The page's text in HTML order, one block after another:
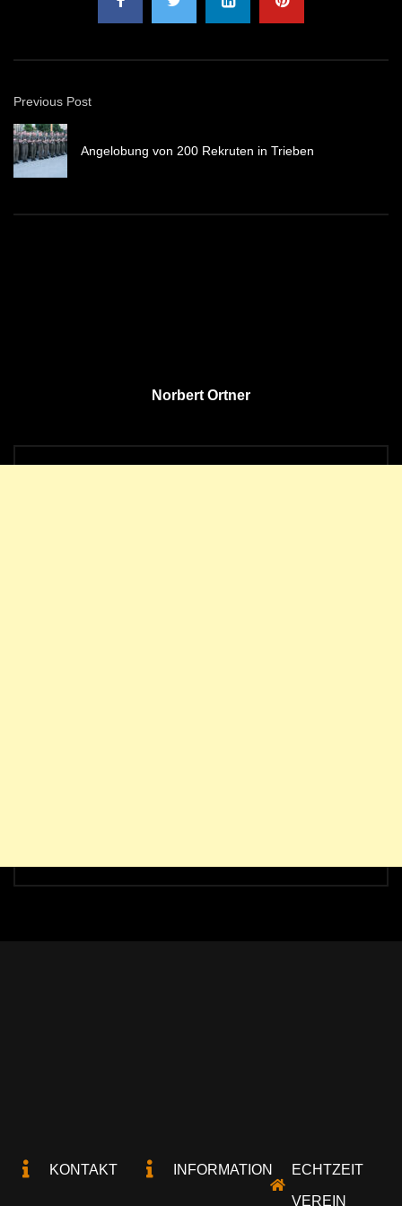
Previous Post
Angelobung von 200 Rekruten in Trieben
Norbert Ortner
KONTAKT INFORMATION ECHTZEIT
VEREIN